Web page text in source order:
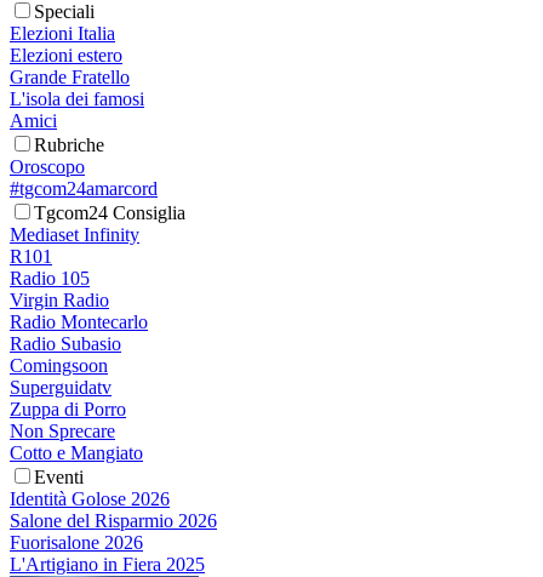
Speciali
Elezioni Italia
Elezioni estero
Grande Fratello
L'isola dei famosi
Amici
Rubriche
Oroscopo
#tgcom24amarcord
Tgcom24 Consiglia
Mediaset Infinity
R101
Radio 105
Virgin Radio
Radio Montecarlo
Radio Subasio
Comingsoon
Superguidatv
Zuppa di Porro
Non Sprecare
Cotto e Mangiato
Eventi
Identità Golose 2026
Salone del Risparmio 2026
Fuorisalone 2026
L'Artigiano in Fiera 2025